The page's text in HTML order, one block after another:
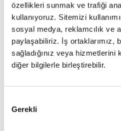
özellikleri sunmak ve trafiği
kullanıyoruz. Sitemizi
sosyal medya, reklamcılık ve
paylaşabiliriz. İş ortaklarımız,
sağladığınız veya hizmetlerini
diğer bilgilerle birleştirebilir.
Seçimi
Gerekli